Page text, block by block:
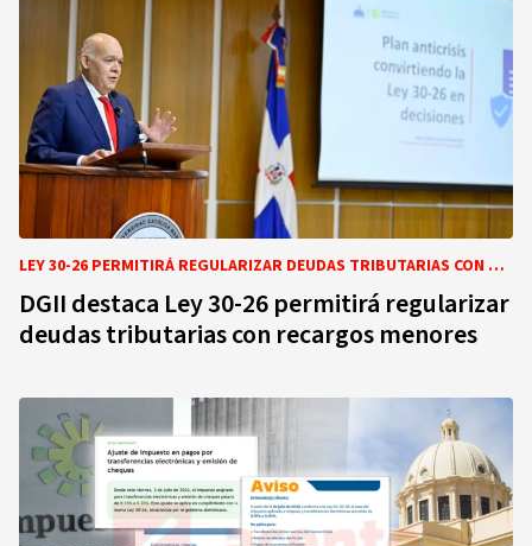
LEY 30-26 PERMITIRÁ REGULARIZAR DEUDAS TRIBUTARIAS CON RECARGOS MENORES HASTA FINALES DE 2026
DGII destaca Ley 30-26 permitirá regularizar
deudas tributarias con recargos menores